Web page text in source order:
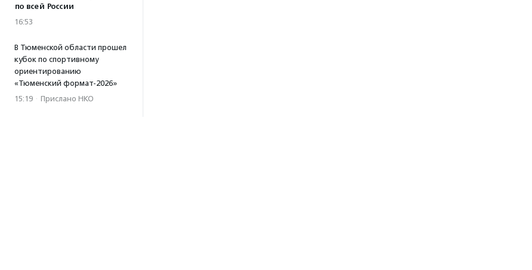
по всей России
16:53
В Тюменской области прошел
кубок по спортивному
ориентированию
«Тюменский формат-2026»
15:19 · Прислано НКО